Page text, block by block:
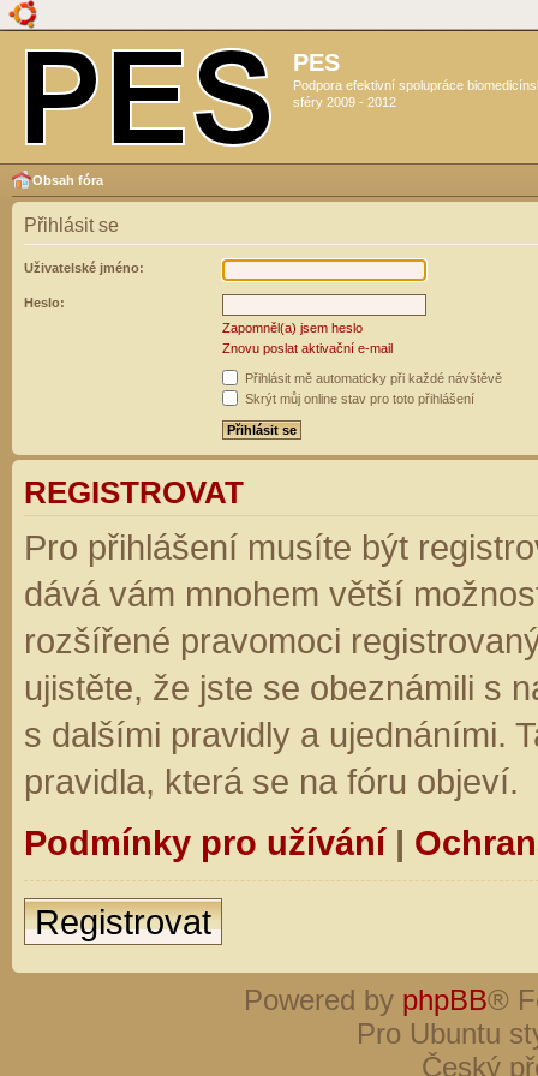
PES
Podpora efektivní spolupráce
sféry 2009 - 2012
Obsah fóra
Přihlásit se
Uživatelské jméno:
Heslo:
Zapomněl(a) jsem heslo
Znovu poslat aktivační e-mail
Přihlásit mě automaticky při každé návštěvě
Skrýt můj online stav pro toto přihlášení
REGISTROVAT
Pro přihlášení musíte být
dává vám mnohem větší
rozšířené pravomoci
ujistěte, že jste se obeznámili s
s dalšími pravidly a ujednáními.
pravidla, která se na fóru objeví.
Podmínky pro užívání|
Registrovat
Powered by phpBB®
Pro Ubuntu
Český